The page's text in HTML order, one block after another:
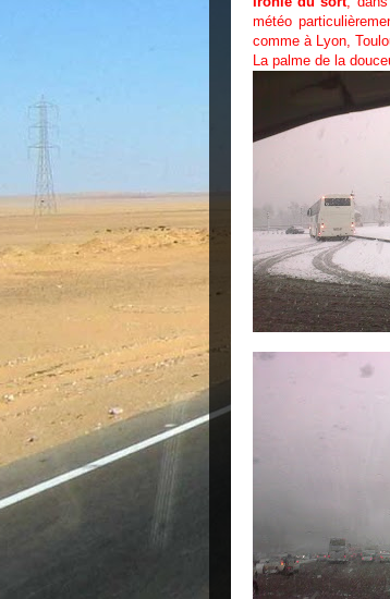
météo
comme à Lyon,
La palme de la